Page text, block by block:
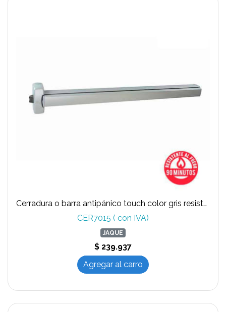
Cerradura o barra antipánico touch color gris resistente al fuego T395-04
CER7015 ( con IVA)
JAQUE
$ 239.937
Agregar al carro